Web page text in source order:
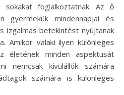
foglalkoztatnak. Az ő
gyermekük mindennapjai és
izgalmas betekintést nyújtanak
Amikor valaki ilyen különleges
életének minden aspektusát
nemcsak kívülállók számára
számára is különleges